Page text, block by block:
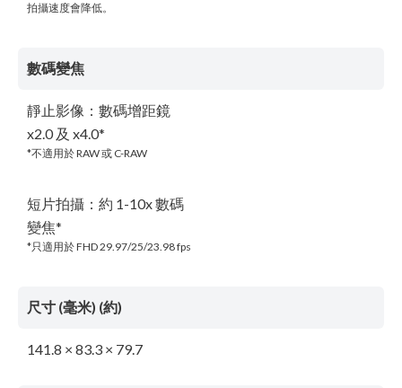
拍攝速度會降低。
數碼變焦
靜止影像：數碼增距鏡
x2.0 及 x4.0*
*不適用於 RAW 或 C-RAW
短片拍攝：約 1-10x 數碼
變焦*
*只適用於 FHD 29.97/25/23.98 fps
尺寸 (毫米) (約)
141.8 × 83.3 × 79.7